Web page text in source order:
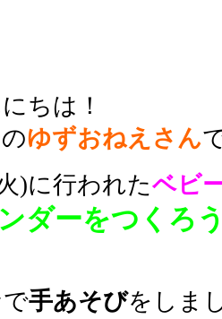
ちは！
ゆずおねえさん
)に行われたベビ
ダーをつくろ
手あそびをしま